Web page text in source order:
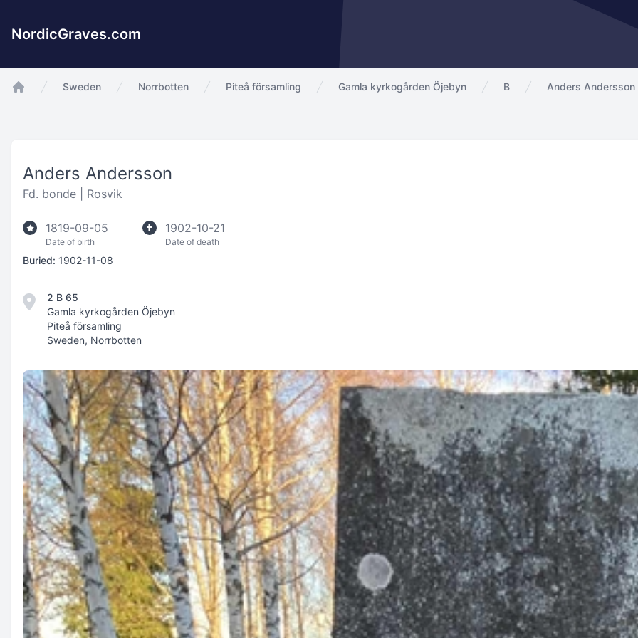
NordicGraves.com
Sweden Norrbotten Piteå församling Gamla kyrkogården Öjebyn B Anders Andersson
Anders Andersson
Fd. bonde | Rosvik
1819-09-05
Date of birth
1902-10-21
Date of death
Buried: 1902-11-08
2 B 65
Gamla kyrkogården Öjebyn
Piteå församling
Sweden, Norrbotten